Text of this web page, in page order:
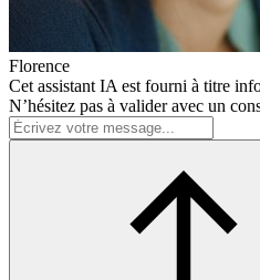
Florence
Cet assistant IA est fourni à titre
N’hésitez pas à valider avec un